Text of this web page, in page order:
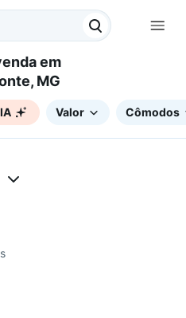
MG
Valor Cômodos